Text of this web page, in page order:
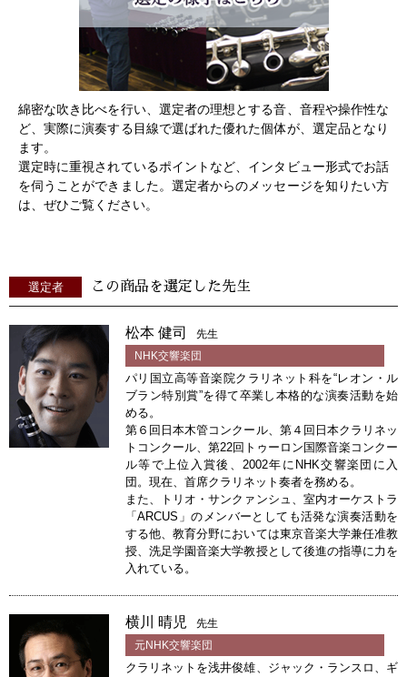
綿密な吹き比べを行い、選定者の理想とする音、音程や操作性な
ど、実際に演奏する目線で選ばれた優れた個体が、選定品となり
ます。
選定時に重視されているポイントなど、インタビュー形式でお話
を伺うことができました。選定者からのメッセージを知りたい方
は、ぜひご覧ください。
選定者 この商品を選定した先生
松本 健司
先生
NHK交響楽団
パリ国立高等音楽院クラリネット科を“レオン・ル
ブラン特別賞”を得て卒業し本格的な演奏活動を始
める。
第６回日本木管コンクール、第４回日本クラリネッ
トコンクール、第22回トゥーロン国際音楽コンクー
ル等で上位入賞後、2002年にNHK交響楽団に入
団。現在、首席クラリネット奏者を務める。
また、トリオ・サンクァンシュ、室内オーケストラ
「ARCUS」のメンバーとしても活発な演奏活動を
する他、教育分野においては東京音楽大学兼任准教
授、洗足学園音楽大学教授として後進の指導に力を
入れている。
横川 晴児
先生
元NHK交響楽団
クラリネットを浅井俊雄、ジャック・ランスロ、ギ